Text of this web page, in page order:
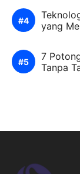
yang
7
Tanpa